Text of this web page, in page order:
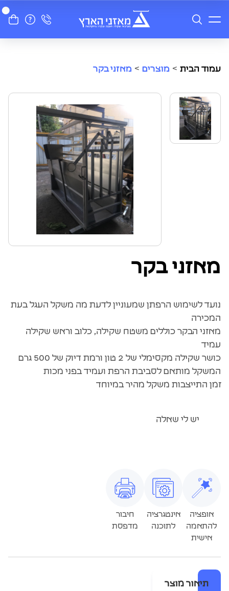
עמוד הבית > מוצרים > מאזני בקר
מאזני בקר
נועד לשימוש הרפתן שמעוניין לדעת מה משקל העגל בעת
המכירה
מאזני הבקר כוללים משטח שקילה, כלוב וראש שקילה
עמיד
כושר שקילה מקסימלי של 2 טון ורמת דיוק של 500 גרם
המשקל מותאם לסביבת הרפת ועמיד בפני מכות
זמן התייצבות משקל מהיר במיוחד
יש לי שאלה
אופציה
להתאמה
אישית
אינטגרציה
לתוכנה
חיבור
מדפסת
תיאור מוצר